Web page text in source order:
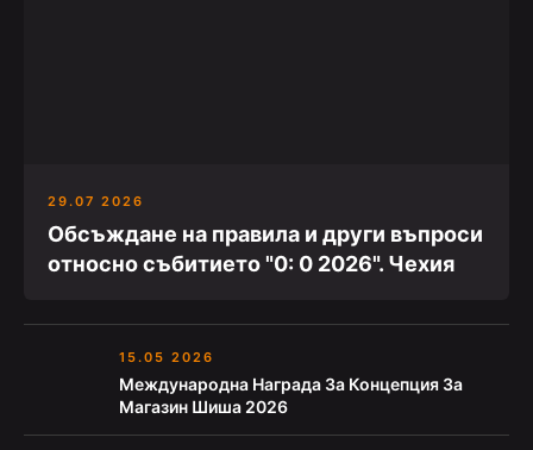
29.07 2026
Обсъждане на правила и други въпроси
относно събитието "0: 0 2026". Чехия
15.05 2026
Международна Награда За Концепция За
Магазин Шиша 2026